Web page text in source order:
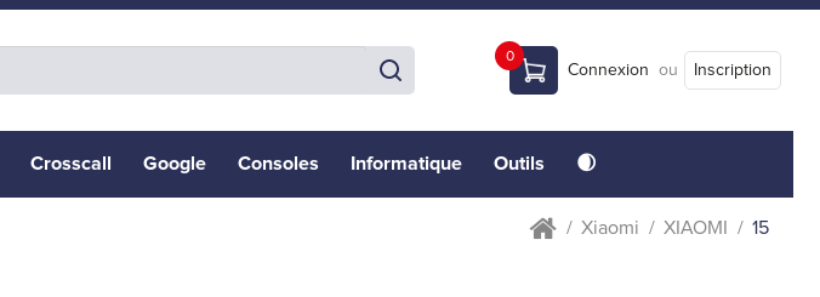
0
Connexion ou Inscription
Crosscall Google Consoles Informatique Outils 🌒
Xiaomi XIAOMI 15